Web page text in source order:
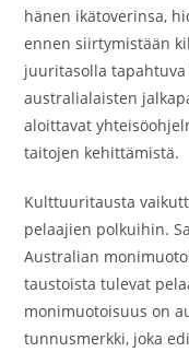
hänen ikätoverinsa,
ennen siirtymistään
juuritasolla
australialaisten
aloittavat
taitojen kehittämistä.
Kulttuuritausta
pelaajien polkuihin.
Australian
taustoista tulevat
monimuotoisuus on
tunnusmerkki, joka